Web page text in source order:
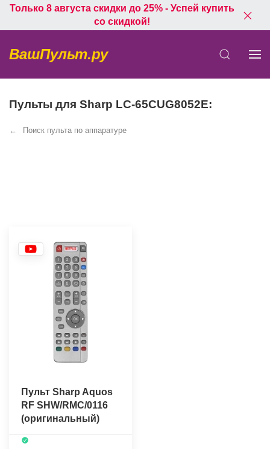
Только 8 августа скидки до 25% - Успей купить
со скидкой!
ВашПульт.ру
Пульты для Sharp LC-65CUG8052E:
Поиск пульта по аппаратуре
Пульт Sharp Aquos
RF SHW/RMC/0116
(оригинальный)